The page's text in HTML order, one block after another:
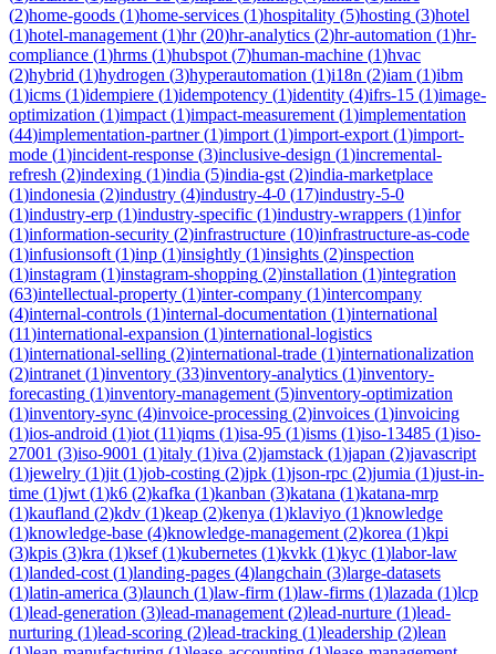
(2)home-goods (1)home-services (1)hospitality (5)hosting (3)hotel
(1)hotel-management (1)hr(20)hr-analytics (2)hr-automation (1)hr-
compliance (1)hrms (1)hubspot (7)human-machine (1)hvac
(2)hybrid (1)hydrogen (3)hyperautomation (1)i18n (2)iam (1)ibm
(1)icms (1)idempiere (1)idempotency (1)identity (4)ifrs-15 (1)image-
optimization (1)impact (1)impact-measurement (1)implementation
(44)implementation-partner(1)import (1)import-export (1)import-
mode (1)incident-response (3)inclusive-design (1)incremental-
refresh (2)indexing (1)india (5)india-gst (2)india-marketplace
(1)indonesia (2)industry (4)industry-4-0 (17)industry-5-0
(1)industry-erp (1)industry-specific (1)industry-wrappers (1)infor
(1)information-security (2)infrastructure (10)infrastructure-as-code
(1)infusionsoft (1)inp (1)insightly (1)insights (2)inspection
(1)instagram (1)instagram-shopping (2)installation (1)integration
(63)intellectual-property (1)inter-company (1)intercompany
(4)internal-controls (1)internal-documentation (1)international
(11)international-expansion (1)international-logistics
(1)international-selling (2)international-trade (1)internationalization
(2)intranet (1)inventory (33)inventory-analytics (1)inventory-
forecasting (1)inventory-management (5)inventory-optimization
(1)inventory-sync (4)invoice-processing (2)invoices (1)invoicing
(1)ios-android (1)iot (11)iqms (1)isa-95 (1)isms (1)iso-13485 (1)iso-
27001 (3)iso-9001 (1)italy (1)iva (2)jamstack (1)japan (2)javascript
(1)jewelry (1)jit (1)job-costing (2)jpk (1)json-rpc (2)jumia (1)just-in-
time (1)jwt (1)k6 (2)kafka (1)kanban (3)katana (1)katana-mrp
(1)kaufland (2)kdv (1)keap (2)kenya (1)klaviyo (1)knowledge
(1)knowledge-base (4)knowledge-management (2)korea (1)kpi
(3)kpis (3)kra (1)ksef(1)kubernetes (1)kvkk (1)kyc (1)labor-law
(1)landed-cost (1)landing-pages (4)langchain (3)large-datasets
(1)latin-america (3)launch (1)law-firm (1)law-firms (1)lazada (1)lcp
(1)lead-generation (3)lead-management (2)lead-nurture (1)lead-
nurturing (1)lead-scoring (2)lead-tracking (1)leadership (2)lean